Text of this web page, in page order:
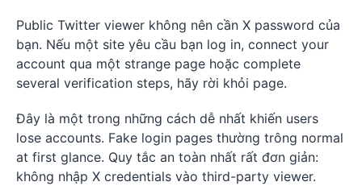
Public Twitter viewer không nên cần X password của
bạn. Nếu một site yêu cầu bạn log in, connect your
account qua một strange page hoặc complete
several verification steps, hãy rời khỏi page.
Đây là một trong những cách dễ nhất khiến users
lose accounts. Fake login pages thường trông normal
at first glance. Quy tắc an toàn nhất rất đơn giản:
không nhập X credentials vào third-party viewer.